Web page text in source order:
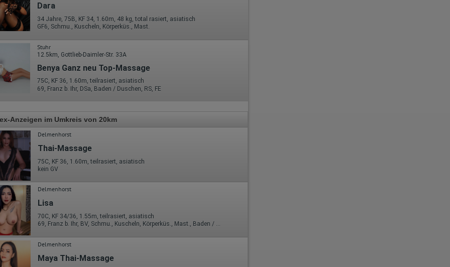
Dara
34 Jahre, 75B, KF 34, 1.60m, 48 kg, total rasiert, asiatisch
GF6, Schmu., Kuscheln, Körperküs., Mast.
Stuhr
12.5km, Gottlieb-Daimler-Str. 33A
Benya Ganz neu Top-Massage
75C, KF 36, 1.60m, teilrasiert, asiatisch
69, Franz b. Ihr, DSa, Baden / Duschen, RS, FE
Anzeigen im Umkreis von 20km
Delmenhorst
Thai-Massage
75C, KF 36, 1.60m, teilrasiert, asiatisch
kein GV
Delmenhorst
Lisa
70C, KF 34/36, 1.55m, teilrasiert, asiatisch
69, Franz b. Ihr, BV, Schmu., Kuscheln, Körperküs., Mast., Baden / Duschen
Delmenhorst
Maya Thai-Massage